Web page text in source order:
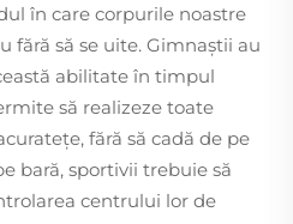
în care corpurile noastre
fără să se uite. Gimnaștii au
abilitate în timpul
să realizeze toate
fără să cadă de pe
bară, sportivii trebuie să
centrului lor de